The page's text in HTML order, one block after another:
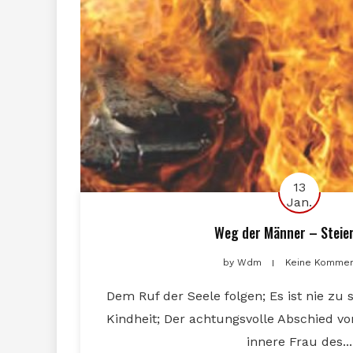
13
Jan.
Weg der Männer –
by Wdm Keine
Dem Ruf der Seele folgen; Es ist nie
Kindheit; Der achtungsvolle Abschied
innere Frau des...